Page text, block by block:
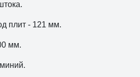
плит - 121 мм.
мм.